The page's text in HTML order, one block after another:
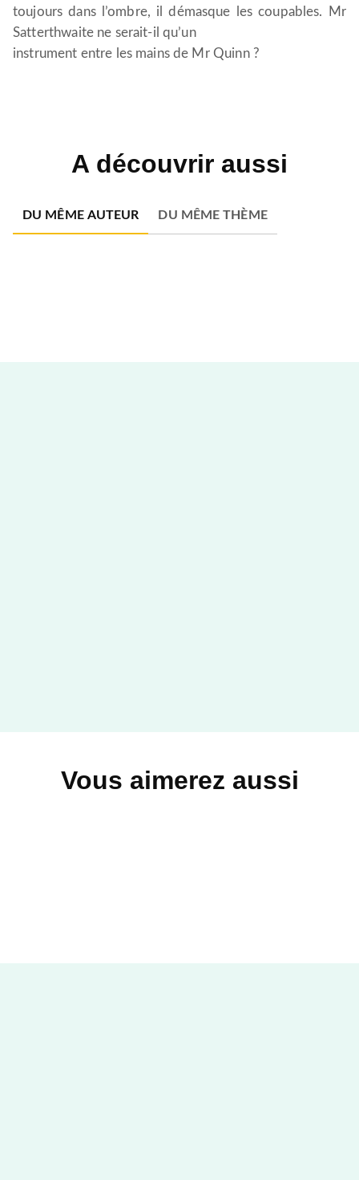
toujours dans l’ombre, il démasque les coupables. Mr
Satterthwaite ne serait-il qu’un
instrument entre les mains de Mr Quinn ?
A découvrir aussi
DU MÊME AUTEUR DU MÊME THÈME
Vous aimerez aussi